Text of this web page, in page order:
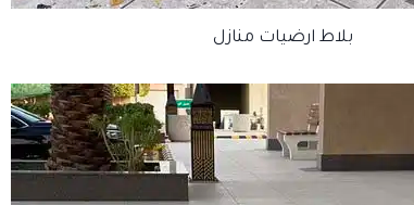
بلاط ارضيات منازل